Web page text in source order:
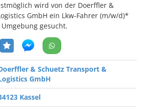
wird von der Doerffler &
GmbH ein Lkw-Fahrer (m/w/d)*
gesucht.
& Schuetz Transport &
GmbH
Kassel